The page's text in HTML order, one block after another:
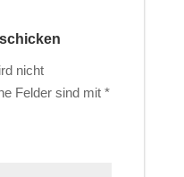
nicht
Felder sind mit *